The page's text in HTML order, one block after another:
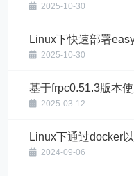
2025-10-30
Linux下快速部署
2025-10-30
基于frpc0.51.3版本
2025-03-12
Linux下通过docker
2024-09-06